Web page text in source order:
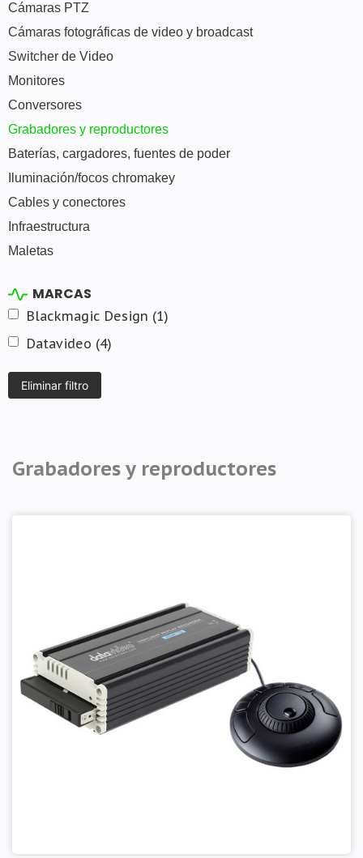
Cámaras PTZ
Cámaras fotográficas de video y broadcast
Switcher de Video
Monitores
Conversores
Grabadores y reproductores
Baterías, cargadores, fuentes de poder
Iluminación/focos chromakey
Cables y conectores
Infraestructura
Maletas
MARCAS
Blackmagic Design (1)
Datavideo (4)
Grabadores y reproductores